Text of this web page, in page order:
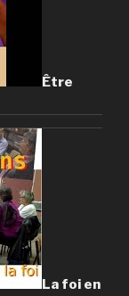
Être
La foi en